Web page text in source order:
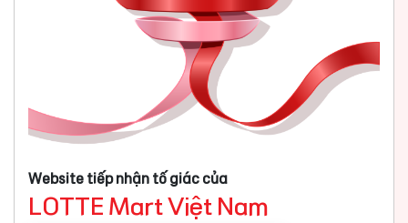
Website tiếp nhận tố giác của
LOTTE Mart Việt Nam